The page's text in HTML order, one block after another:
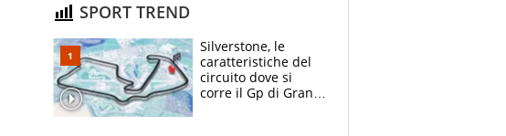
SPORT TREND
Silverstone, le
caratteristiche del
circuito dove si
corre il Gp di Gran